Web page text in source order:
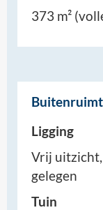
373 m²
Ligging
Vrij
gelegen
Tuin